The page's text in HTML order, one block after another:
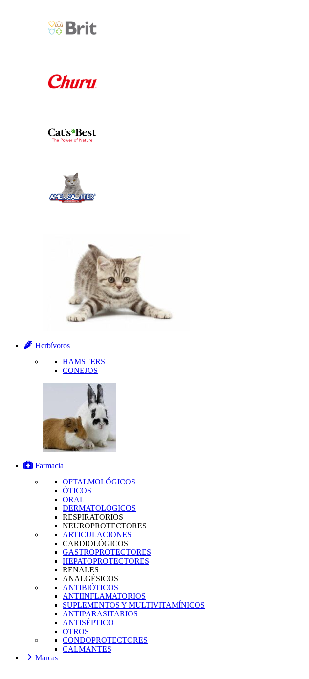
Herbívoros
HAMSTERS
CONEJOS
Farmacia
OFTALMOLÓGICOS
ÓTICOS
ORAL
DERMATOLÓGICOS
RESPIRATORIOS
NEUROPROTECTORES
ARTICULACIONES
CARDIOLÓGICOS
GASTROPROTECTORES
HEPATOPROTECTORES
RENALES
ANALGÉSICOS
ANTIBIÓTICOS
ANTIINFLAMATORIOS
SUPLEMENTOS Y MULTIVITAMÍNICOS
ANTIPARASITARIOS
ANTISÉPTICO
OTROS
CONDOPROTECTORES
CALMANTES
Marcas